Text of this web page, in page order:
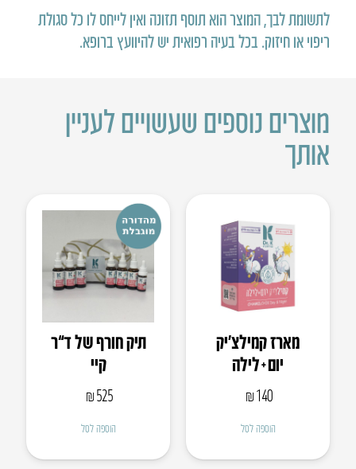
לתשומת לבך, המוצר הוא תוסף תזונה ואין לייחס לו כל סגולת
ריפוי או חיזוק. בכל בעיה רפואית יש להיוועץ ברופא.
מוצרים נוספים שעשויים לעניין
אותך
מארז קמילצ’יק
יום+לילה
₪140
הוספה לסל
תיק חורף של ד”ר
קיי
₪525
הוספה לסל